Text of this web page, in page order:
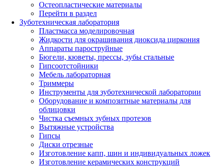
Остеопластические материалы
Перейти в раздел
Зуботехническая лаборатория
Пластмасса моделировочная
Жидкости для окрашивания диоксида циркония
Аппараты пароструйные
Бюгели, кюветы, прессы, зубы стальные
Гипсоотстойники
Мебель лабораторная
Триммеры
Инструменты для зуботехнической лаборатории
Оборудование и композитные материалы для
облицовки
Чистка съемных зубных протезов
Вытяжные устройства
Гипсы
Диски отрезные
Изготовление капп, шин и индивидуальных ложек
Изготовление керамических конструкций